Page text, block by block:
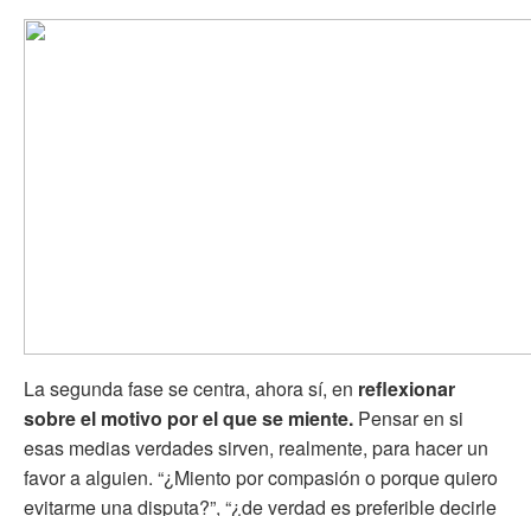
La segunda fase se centra, ahora sí, en reflexionar
sobre el motivo por el que se miente. Pensar en si
esas medias verdades sirven, realmente, para hacer un
favor a alguien. “¿Miento por compasión o porque quiero
evitarme una disputa?”, “¿de verdad es preferible decirle